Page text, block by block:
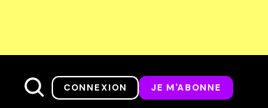
CONNEXION JE M'ABONNE